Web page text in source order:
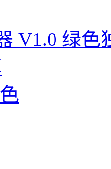
V1.0 绿色